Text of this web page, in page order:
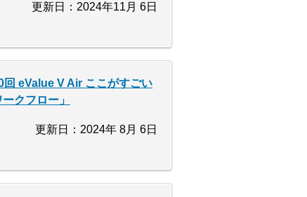
更新日：2024年11月 6日
回 eValue V Air ここがすごい
ークフロー」
更新日：2024年 8月 6日